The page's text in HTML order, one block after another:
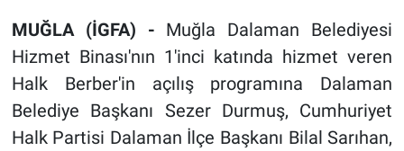
MUĞLA (İGFA) - Muğla Dalaman Belediyesi
Hizmet Binası'nın 1'inci katında hizmet veren
Halk Berber'in açılış programına Dalaman
Belediye Başkanı Sezer Durmuş, Cumhuriyet
Halk Partisi Dalaman İlçe Başkanı Bilal Sarıhan,